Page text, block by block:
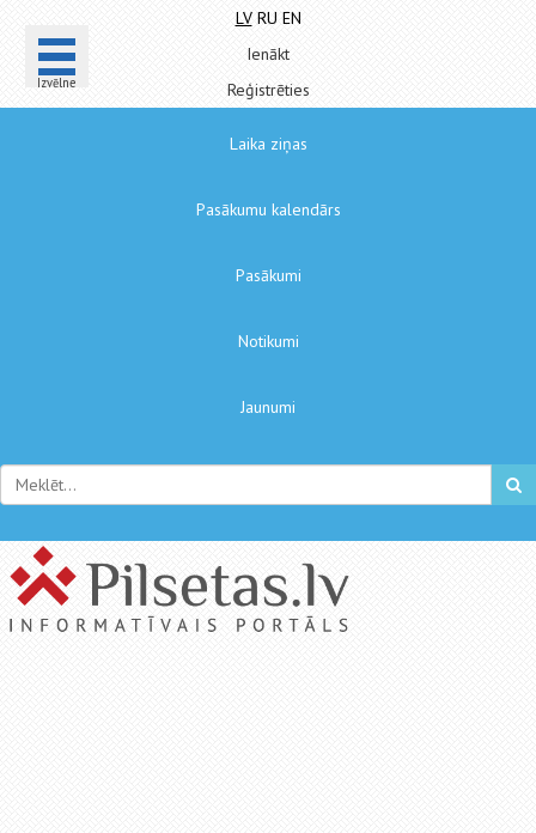
Izvēlne
LV RU EN
Ienākt
Reģistrēties
Laika ziņas
Pasākumu kalendārs
Pasākumi
Notikumi
Jaunumi